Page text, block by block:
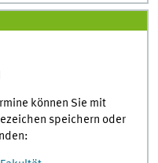
können Sie mit
speichern oder